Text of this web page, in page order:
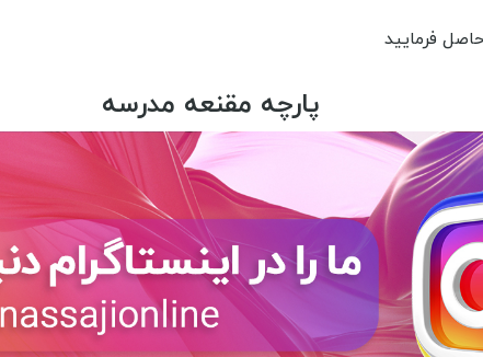
پارچه مقنعه مدرسه